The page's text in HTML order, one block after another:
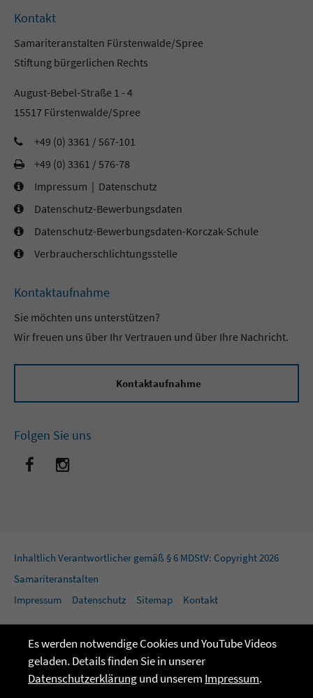
Kontakt
Samariteranstalten Fürstenwalde/Spree
Stiftung bürgerlichen Rechts
August-Bebel-Straße 1 - 4
15517 Fürstenwalde/Spree
+49 (0) 3361 / 567-101
+49 (0) 3361 / 576-78
Impressum | Datenschutz
Datenschutz-Bewerbungsdaten
Datenschutz-Bewerbungsdaten-Korczak-Schule
Verbraucherschlichtungsstelle
Kontaktaufnahme
Sie möchten uns unterstützen?
Wir freuen uns über Ihr Vertrauen und über Ihre Nachricht.
Kontaktaufnahme
Folgen Sie uns
Inhaltlich Verantwortlicher gemäß § 6 MDStV: Copyright 2026
Samariteranstalten
Impressum
Datenschutz Sitemap Kontakt
Es werden notwendige Cookies und YouTube Videos
geladen. Details finden Sie in unserer
Datenschutzerklärungund unserem Impressum.